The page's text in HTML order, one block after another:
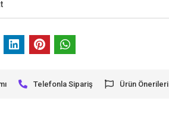
Telefonla Sipariş Ürün Önerileri